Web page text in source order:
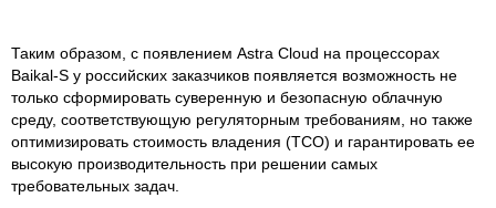
Таким образом, с появлением Astra Cloud на процессорах
Baikal-S у российских заказчиков появляется возможность не
только сформировать суверенную и безопасную облачную
среду, соответствующую регуляторным требованиям, но также
оптимизировать стоимость владения (TCO) и гарантировать ее
высокую производительность при решении самых
требовательных задач.